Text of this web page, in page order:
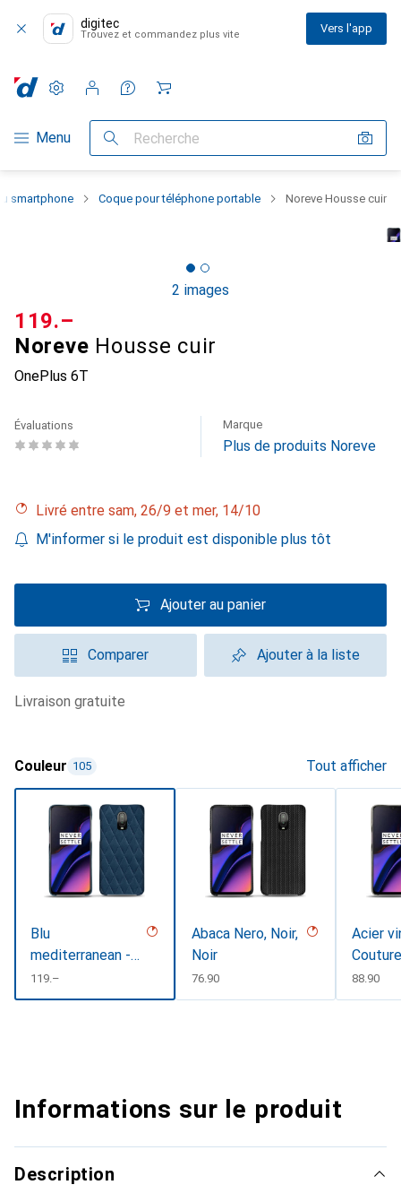
digitec
Trouvez et commandez plus vite Vers l'app
Navigation par catégorie
Menu Recherche
Paramètres
Compte client
Listes de comparaison
Listes d'envies
Panier
smartphone Coque pour téléphone portable Noreve Housse cuir
2 images
Noreve Housse cuir
OnePlus 6T
CHF
119.–
Évaluations Marque
Plus de produits Noreve
Livré entre sam, 26/9 et mer, 14/10
M'informer si le produit est disponible plus tôt
Ajouter au panier
Comparer Ajouter à la liste
livraison gratuite
Couleur 105 Tout afficher
Blu
mediterranean -
Couture
CHF
119.–
Abaca Nero, Noir,
Noir
CHF
76.90
Acier
CHF
88.90
Informations sur le produit
Description